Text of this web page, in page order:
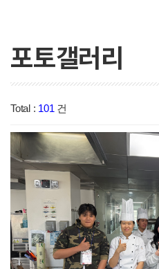
포토갤러리
Total : 101 건